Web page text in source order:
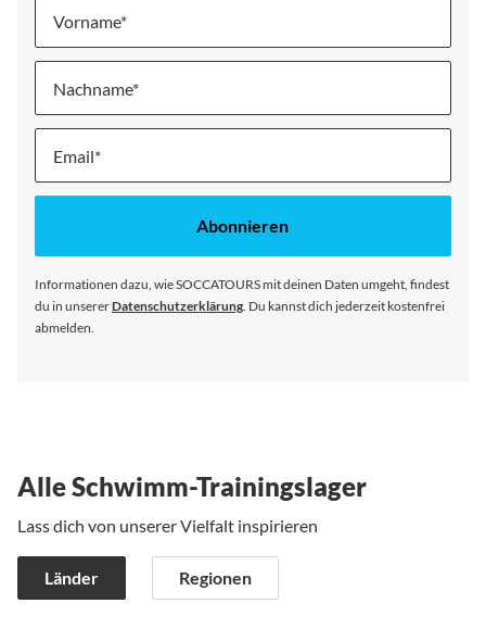
Vorname
Nachname
Melde
für
Abonnieren
Informationen dazu, wie SOCCATOURS mit deinen Daten umgeht, findest
du in unsererDatenschutzerklärung. Du kannst dich jederzeit kostenfrei
abmelden.
Alle Schwimm-Trainingslager
Lass dich von unserer Vielfalt inspirieren
Länder Regionen